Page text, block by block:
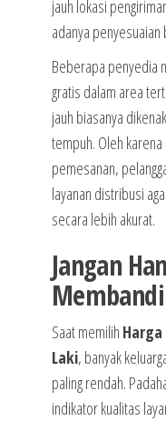
jauh lokasi
adanya
Beberapa penyedia
gratis dalam area
jauh biasanya
tempuh. Oleh
pemesanan,
layanan distribusi
secara lebih akurat.
Jangan
Saat memilih
Laki, banyak
paling rendah.
indikator kualitas